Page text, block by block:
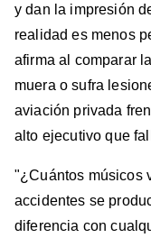
y dan la impresión
realidad es menos
afirma al comparar
muera o sufra
aviación privada
alto ejecutivo que
"¿Cuántos músicos
accidentes se
diferencia con